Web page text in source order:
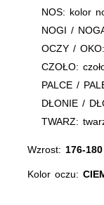
NOS: kolor
NOGI /
OCZY /
CZOŁO:
PALCE /
DŁONIE /
TWARZ:
Wzrost: 176-
Kolor oczu: